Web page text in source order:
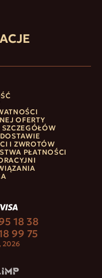
OFERTY
I ZWROTÓW
PŁATNOŚCI
2026
18 38
99 75